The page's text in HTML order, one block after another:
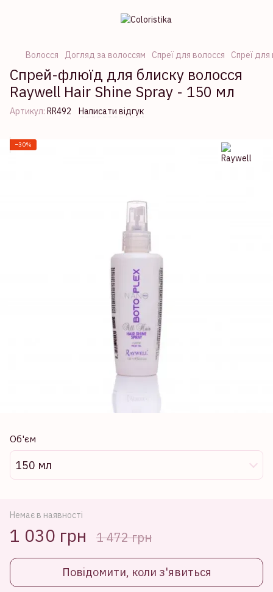
Волосся Догляд за волоссям Спреї для волосся Спреї
Спрей-флюїд для блиску волосся
Raywell Hair Shine Spray - 150 мл
Артикул: RR492 Написати відгук
−30%
Об'єм
150 мл
Немає в наявності
1 030 грн 1 472 грн
Повідомити, коли з'явиться